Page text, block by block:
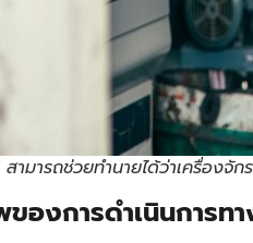
ามารถช่วยทำนายได้ว่าเครื่องจัก
องการดำเนินการท